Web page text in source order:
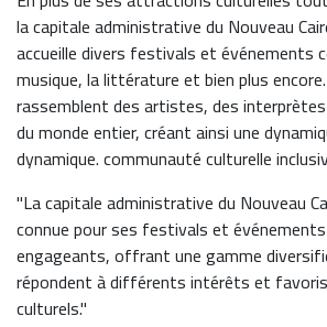
la capitale administrative du Nouveau
accueille divers festivals et événements
musique, la littérature et bien plus
rassemblent des artistes, des
du monde entier, créant ainsi une
dynamique. communauté culturelle
"La capitale administrative du Nouveau
connue pour ses festivals et
engageants, offrant une gamme
répondent à différents intérêts et
culturels."